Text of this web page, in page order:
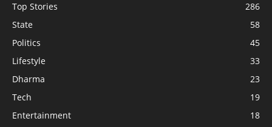
Top Stories
286
State
58
Politics
45
Lifestyle
33
Dharma
23
Tech
19
Entertainment
18